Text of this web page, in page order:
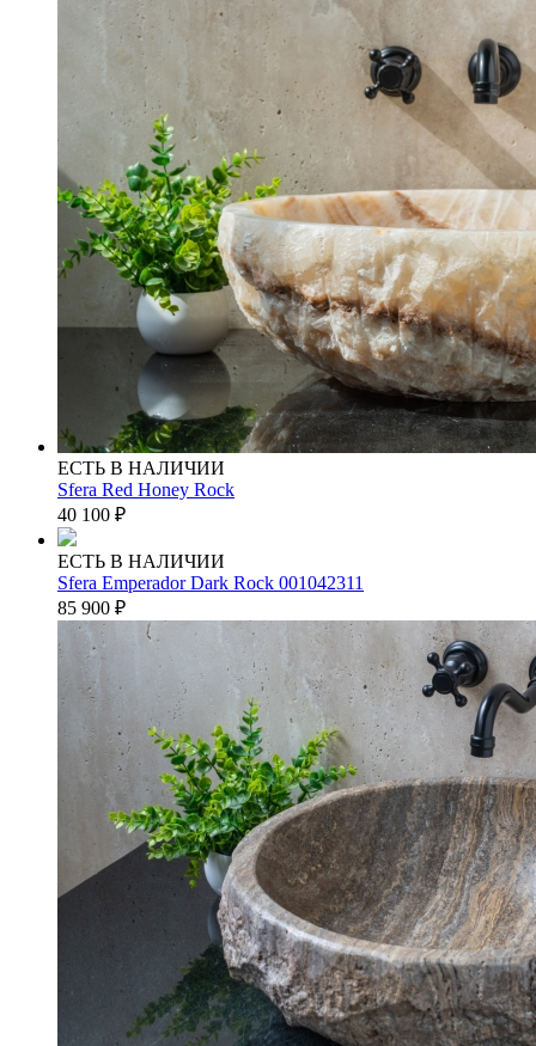
ЕСТЬ В НАЛИЧИИ
Sfera Red Honey Rock
40 100 ₽
ЕСТЬ В НАЛИЧИИ
Sfera Emperador Dark Rock 001042311
85 900 ₽